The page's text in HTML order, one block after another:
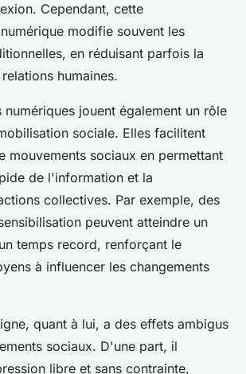
Cependant, cette
modifie souvent les
en réduisant parfois la
humaines.
numériques jouent également un rôle
sociale. Elles facilitent
mouvements sociaux en permettant
de l'information et la
collectives. Par exemple, des
peuvent atteindre un
temps record, renforçant le
à influencer les changements
quant à lui, a des effets ambigus
sociaux. D'une part, il
libre et sans contrainte,